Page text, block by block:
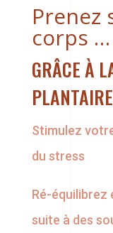
Prenez
corps …
GRÂCE À
PLANTAIRE
Stimulez
du stress
Ré-
suite à des